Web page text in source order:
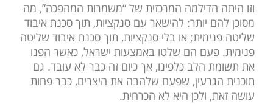
וזו היתה הדילמה המרכזית של “משמרות המהפכה”, מה
מסוכן להם יותר: להישאר עם סנקציות, תוך סכנת איבוד
שליטה פנימית; או בלי סנקציות, תוך סכנת איבוד שליטה
פנימית. פעם הם שלטו באמצעות ישראל, כאשר הפנו
את תשומת הלב כלפינו, אך כיום זה כבר לא עובד. גם
תוכנית הגרעין, שפעם שלהבה את היצרים, כבר פחות
עושה זאת, ולכן היא לא הכרחית.